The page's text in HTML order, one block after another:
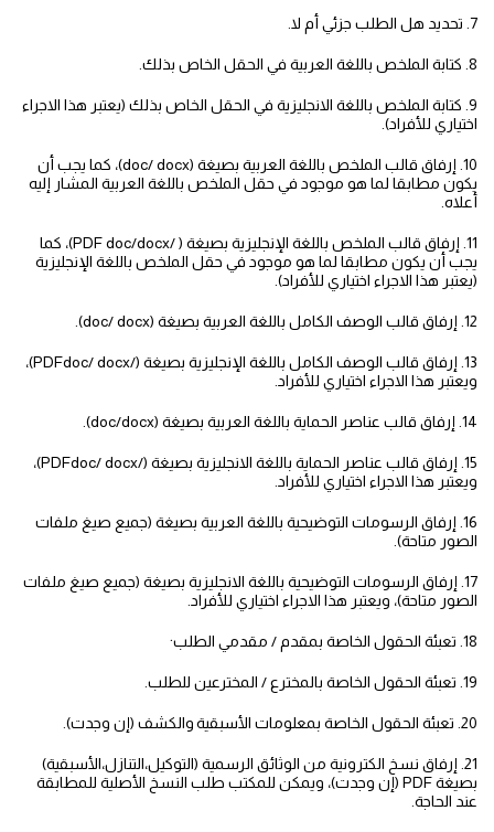
7. تحديد هل الطلب جزئي أم لا.
8. كتابة الملخص باللغة العربية في الحقل الخاص بذلك.
9. كتابة الملخص باللغة الانجليزية في الحقل الخاص بذلك (يعتبر هذا الاجراء
اختياري للأفراد).
10. إرفاق قالب الملخص باللغة العربية بصيغة (doc/ docx)، كما يجب أن
يكون مطابقا لما هو موجود في حقل الملخص باللغة العربية المشار إليه
أعلاه.
11. إرفاق قالب الملخص باللغة الإنجليزية بصيغة ( /PDF doc/docx)، كما
يجب أن يكون مطابقا لما هو موجود في حقل الملخص باللغة الإنجليزية
(يعتبر هذا الاجراء اختياري للأفراد).
12. إرفاق قالب الوصف الكامل باللغة العربية بصيغة (doc/ docx).
13. إرفاق قالب الوصف الكامل باللغة الإنجليزية بصيغة (/PDFdoc/ docx)،
ويعتبر هذا الاجراء اختياري للأفراد.
14. إرفاق قالب عناصر الحماية باللغة العربية بصيغة (doc/docx).
15. إرفاق قالب عناصر الحماية باللغة الانجليزية بصيغة (/PDFdoc/ docx)،
ويعتبر هذا الاجراء اختياري للأفراد.
16. إرفاق الرسومات التوضيحية باللغة العربية بصيغة (جميع صيغ ملفات
الصور متاحة).
17. إرفاق الرسومات التوضيحية باللغة الانجليزية بصيغة (جميع صيغ ملفات
الصور متاحة)، ويعتبر هذا الاجراء اختياري للأفراد.
18. تعبئة الحقول الخاصة بمقدم / مقدمي الطلب .
19. تعبئة الحقول الخاصة بالمخترع / المخترعين للطلب.
20. تعبئة الحقول الخاصة بمعلومات الأسبقية والكشف (إن وجدت).
21. إرفاق نسخ الكترونية من الوثائق الرسمية (التوكيل،التنازل،الأسبقية)
بصيغة PDF (إن وجدت)، ويمكن للمكتب طلب النسخ الأصلية للمطابقة
عند الحاجة.